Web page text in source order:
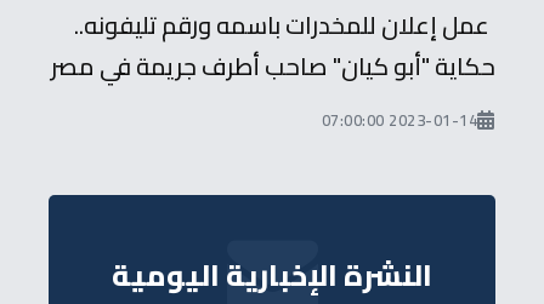
عمل إعلان للمخدرات باسمه ورقم تليفونه..
حكاية "أبو كيان" صاحب أطرف جريمة في مصر
2023-01-14 07:00:00
النشرة الإخبارية اليومية